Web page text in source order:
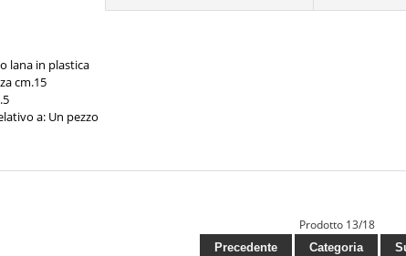
lana in plastica
cm.15
a: Un pezzo
Prodotto 13/18
Precedente Categoria